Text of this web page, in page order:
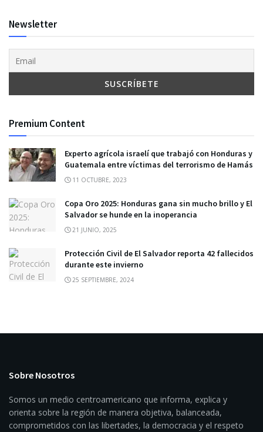
Newsletter
Premium Content
Experto agrícola israelí que trabajó con Honduras y
Guatemala entre víctimas del terrorismo de Hamás
11 OCTUBRE, 2023
Copa Oro 2025: Honduras gana sin mucho brillo y El
Salvador se hunde en la inoperancia
21 JUNIO, 2025
Protección Civil de El Salvador reporta 42 fallecidos
durante este invierno
25 SEPTIEMBRE, 2024
Sobre Nosotros
Somos un medio centroamericano que informa, explica y
orienta sobre la región de manera objetiva, balanceada,
comprometidos con las libertades, la democracia y el respeto